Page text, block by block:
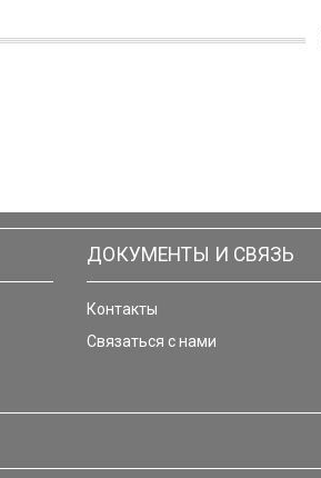
ДОКУМЕНТЫ И СВЯЗЬ
Контакты
Связаться с нами